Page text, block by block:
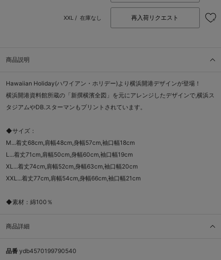
XXL / 在庫なし 再入荷リクエスト
商品説明
Hawaiian Holiday(ハワイアン・ホリデー)より横浜開港デザインが登場！
横浜開港資料館所蔵の「新撰横濱全図」を元にアレンジしたデザインで,横浜ス
タジアムやDB.スターマンもプリントされています。
◆サイズ：
M...着丈68cm,肩幅48cm,身幅57cm,袖口幅18cm
L...着丈71cm,肩幅50cm,身幅60cm,袖口幅19cm
XL...着丈74cm,肩幅52cm,身幅63cm,袖口幅20cm
XXL...着丈77cm,肩幅54cm,身幅66cm,袖口幅21cm
◆素材：綿100％
商品詳細
品番 ydb4570199790540